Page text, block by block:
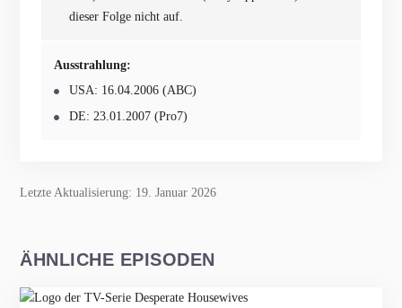
dieser Folge nicht auf.
Ausstrahlung:
USA: 16.04.2006 (ABC)
DE: 23.01.2007 (Pro7)
Letzte Aktualisierung: 19. Januar 2026
ÄHNLICHE EPISODEN